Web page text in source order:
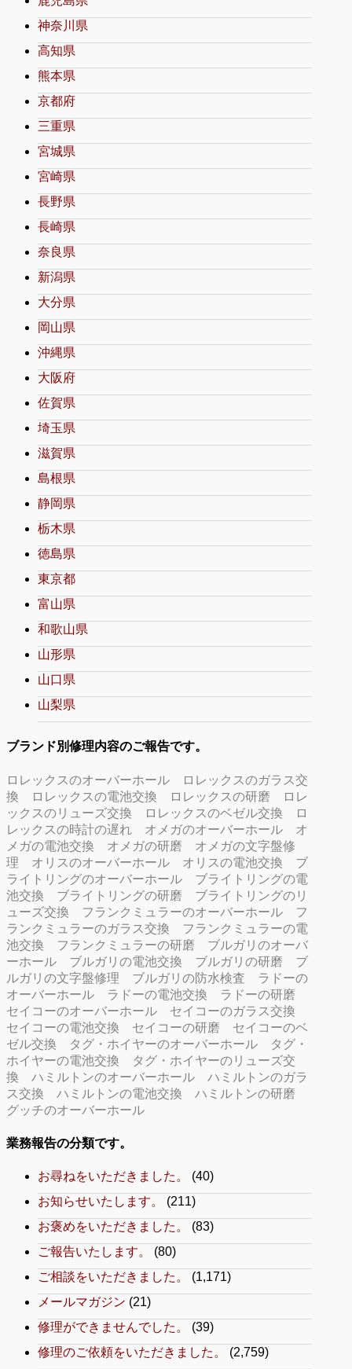
神奈川県
高知県
熊本県
京都府
三重県
宮城県
宮崎県
長野県
長崎県
奈良県
新潟県
大分県
岡山県
沖縄県
大阪府
佐賀県
埼玉県
滋賀県
島根県
静岡県
栃木県
徳島県
東京都
富山県
和歌山県
山形県
山口県
山梨県
ブランド別修理内容のご報告です。
ロレックスのオーバーホール
ロレックスのガラス交
換
ロレックスの電池交換 ロレックスの研磨
ロレ
ックスのリューズ交換
ロレックスのベゼル交換
ロ
レックスの時計の遅れ
オメガのオーバーホール
オ
メガの電池交換
オメガの研磨
オメガの文字盤修
理
オリスのオーバーホール オリスの電池交換
ブ
ライトリングのオーバーホール
ブライトリングの電
池交換
ブライトリングの研磨
ブライトリングのリ
ューズ交換
フランクミュラーのオーバーホール
フ
ランクミュラーのガラス交換
フランクミュラーの電
池交換
フランクミュラーの研磨
ブルガリのオーバ
ーホール
ブルガリの電池交換 ブルガリの研磨
ブ
ルガリの文字盤修理
ブルガリの防水検査
ラドーの
オーバーホール
ラドーの電池交換
ラドーの研磨
セイコーのオーバーホール
セイコーのガラス交換
セイコーの電池交換
セイコーの研磨
セイコーのベ
ゼル交換
タグ・ホイヤーのオーバーホール
タグ・
ホイヤーの電池交換
タグ・ホイヤーのリューズ交
換
ハミルトンのオーバーホール
ハミルトンのガラ
ス交換
ハミルトンの電池交換
ハミルトンの研磨
グッチのオーバーホール
業務報告の分類です。
お尋ねをいただきました。
(40)
お知らせいたします。
(211)
お褒めをいただきました。
(83)
ご報告いたします。
(80)
ご相談をいただきました。
(1,171)
メールマガジン (21)
修理ができませんでした。
(39)
修理のご依頼をいただきました。
(2,759)